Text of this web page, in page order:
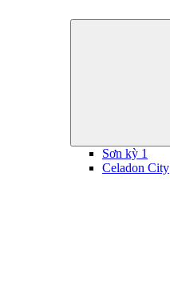
Sơn kỳ 1
Celadon City